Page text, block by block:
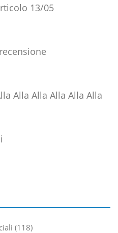
13/05
Alla Alla Alla Alla Alla
118